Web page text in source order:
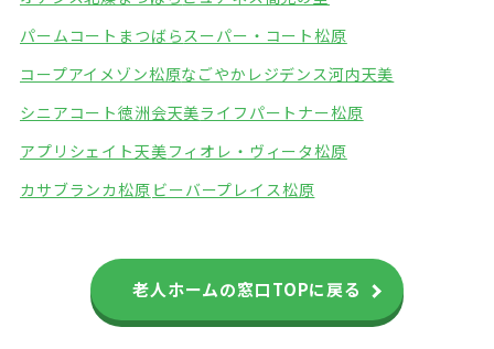
パームコートまつばら スーパー・コート松原
コープアイメゾン松原なごやかレジデンス河内天美
シニアコート徳洲会天美ライフパートナー松原
アプリシェイト天美フィオレ・ヴィータ松原
カサブランカ松原 ビーバープレイス松原
老人ホームの窓口TOPに戻る